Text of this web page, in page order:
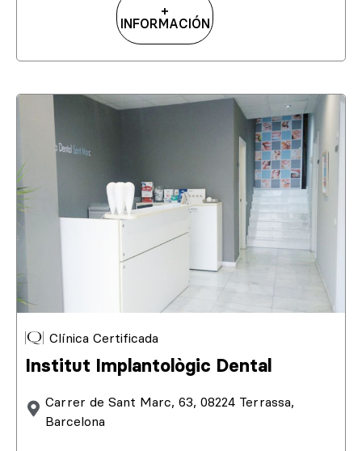
+
INFORMACIÓN
Clínica Certificada
Institut Implantològic Dental
Carrer de Sant Marc, 63, 08224 Terrassa,
Barcelona